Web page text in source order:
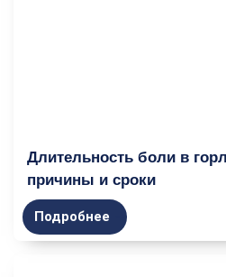
Длительность боли в
причины и сроки
Подробнее